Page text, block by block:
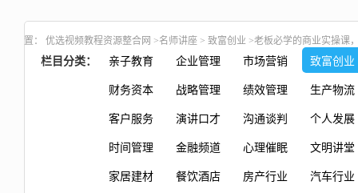
置： 优选视频教程资源整合网 >名师讲座 > 致富创业 >老板必学的商业实操课
栏目分类： 亲子教育 企业管理 市场营销 致富创业
财务资本 战略管理 绩效管理 生产物流
客户服务 演讲口才 沟通谈判 个人发展
时间管理 金融频道 心理催眠 文明讲堂
家居建材 餐饮酒店 房产行业 汽车行业